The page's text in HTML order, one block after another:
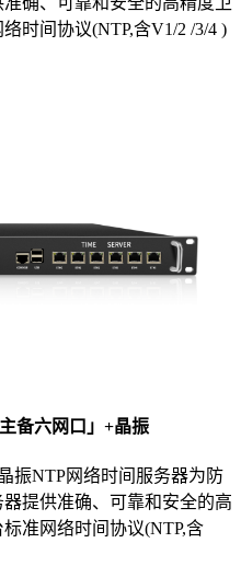
时间协议(NTP,含V1/2 /3/4 )
备六网口」+晶振
振NTP网络时间服务器为防
提供准确、可靠和安全的高
准网络时间协议(NTP,含